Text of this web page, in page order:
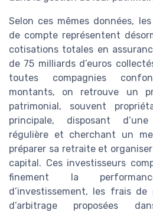
Selon ces mêmes données,
de compte représentent
cotisations totales en
de 75 milliards d’euros
toutes compagnies
montants, on retrouve un
patrimonial, souvent
principale, disposant
régulière et cherchant un
préparer sa retraite et
capital. Ces investisseurs
finement la
d’investissement, les frais
d’arbitrage proposées